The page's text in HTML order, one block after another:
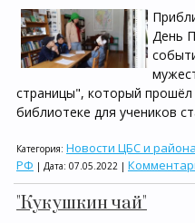
День
страницы", который прошёл
библиотеке для учеников
Категория: Новости ЦБС и района
РФ | Дата: 07.05.2022 |
"Кукушкин чай"